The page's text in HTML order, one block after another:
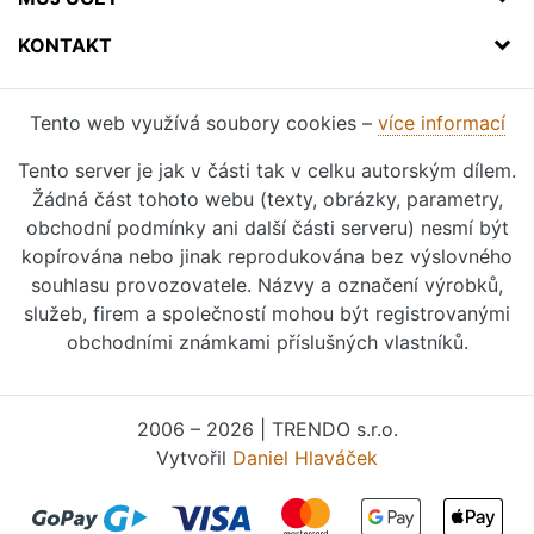
KONTAKT
Tento web využívá soubory cookies – více informací
Tento server je jak v části tak v celku autorským dílem.
Žádná část tohoto webu (texty, obrázky, parametry,
obchodní podmínky ani další části serveru) nesmí být
kopírována nebo jinak reprodukována bez výslovného
souhlasu provozovatele. Názvy a označení výrobků,
služeb, firem a společností mohou být registrovanými
obchodními známkami příslušných vlastníků.
2006 – 2026 | TRENDO s.r.o.
Vytvořil Daniel Hlaváček